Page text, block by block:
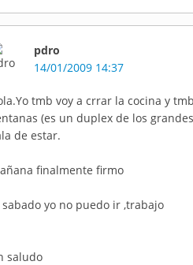
pdro
14/01/2009 14:37
tmb voy a crrar la cocina y
(es un duplex de los
de estar.
finalmente firmo
yo no puedo ir ,trabajo
saludo